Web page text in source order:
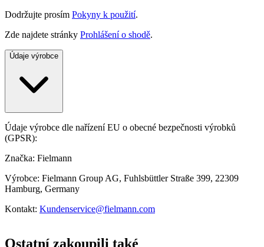
Dodržujte prosím Pokyny k použití.
Zde najdete stránky Prohlášení o shodě.
Údaje výrobce
Údaje výrobce dle nařízení EU o obecné bezpečnosti výrobků
(GPSR):
Značka: Fielmann
Výrobce: Fielmann Group AG, Fuhlsbüttler Straße 399, 22309
Hamburg, Germany
Kontakt: Kundenservice@fielmann.com
Ostatní zakoupili také